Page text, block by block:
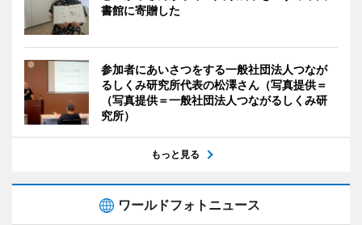
書館に寄贈した
参加者にあいさつをする一般社団法人つなが
るしくみ研究所代表の松澤さん（写真提供＝
（写真提供＝一般社団法人つながるしくみ研
究所）
もっと見る
ワールドフォトニュース